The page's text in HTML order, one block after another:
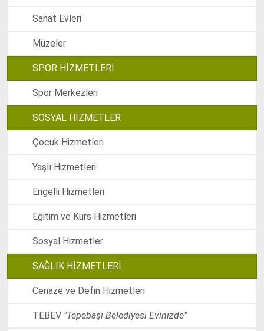
Sanat Evleri
Müzeler
SPOR HİZMETLERİ
Spor Merkezleri
SOSYAL HİZMETLER
Çocuk Hizmetleri
Yaşlı Hizmetleri
Engelli Hizmetleri
Eğitim ve Kurs Hizmetleri
Sosyal Hizmetler
SAĞLIK HİZMETLERİ
Cenaze ve Defin Hizmetleri
TEBEV "Tepebaşı Belediyesi Evinizde"